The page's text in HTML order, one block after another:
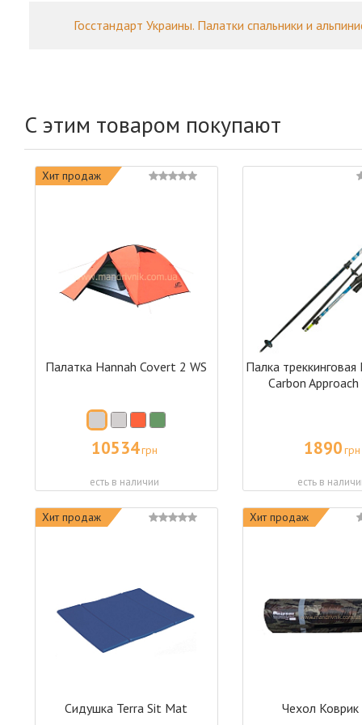
Госстандарт Украины. Палатки спальники и
С этим товаром покупают
Хит продаж
Палатка Hannah Covert 2 WS
10534грн
есть в наличии
Палка
Carbon Approach
1890грн
есть в
Хит продаж
Сидушка Terra Sit Mat
Хит продаж
Чехол Коврик